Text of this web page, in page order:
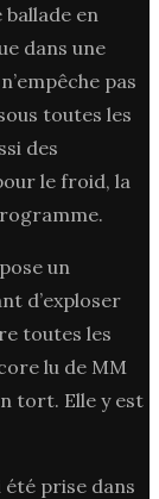
en
dans une
pas
toutes les
des
le froid, la
un
d’exploser
toutes les
lu de MM
tort. Elle y est
été prise dans